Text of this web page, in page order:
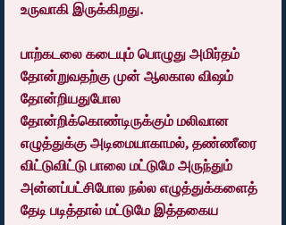
உருவாகி இருக்கிறது.
பாற்கடலை கடையும் பொழுது அமிர்தம்
தோன்றுவதற்கு முன் ஆலகால விஷம்
தோன்றியதுபோல
தோன்றிக்கொண்டிருக்கும் மலிவான
எழுத்துக்கு அடிமையாகாமல், தண்ணீரை
விட்டுவிட்டு பாலை மட்டுமே அருந்தும்
அன்னப்பட்சிபோல நல்ல எழுத்துக்களைத்
தேடி படித்தால் மட்டுமே இத்தகைய